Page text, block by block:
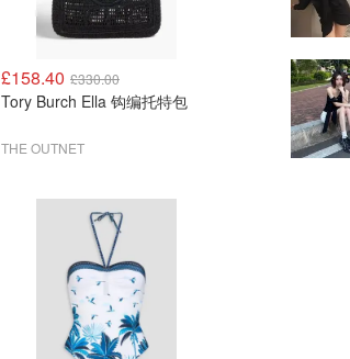
£158.40 £330.00
Tory Burch Ella 钩编托特包
THE OUTNET